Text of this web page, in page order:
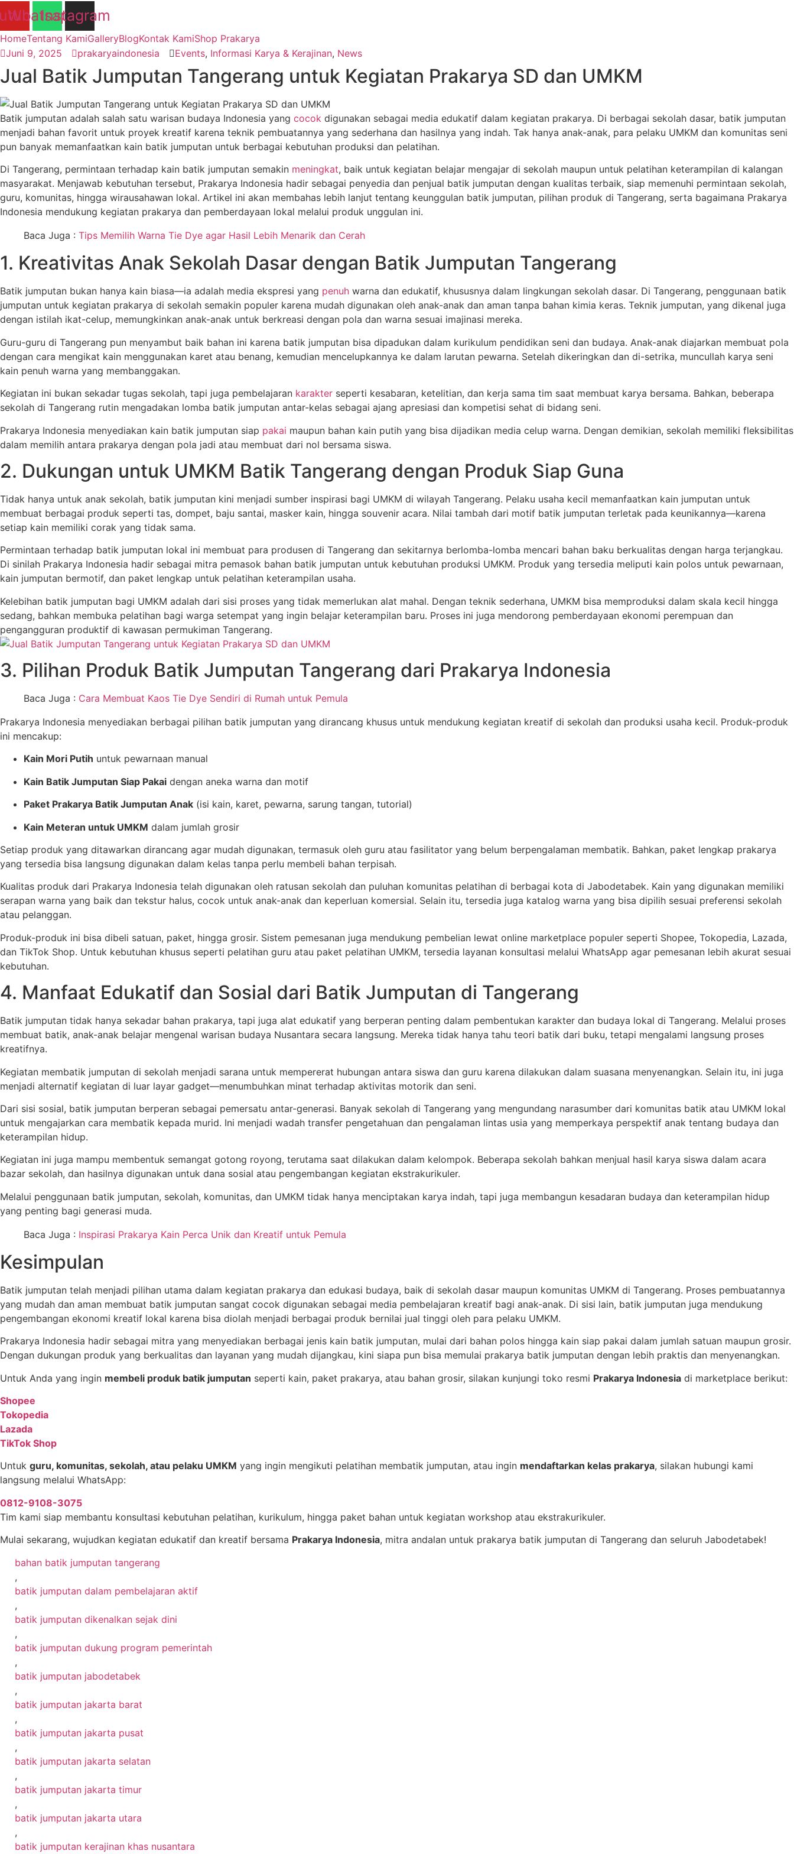
Whatsapp
Instagram
HomeTentang KamiGalleryBlogKontak KamiShop Prakarya
Juni 9, 2025
prakaryaindonesia Events, Informasi Karya & Kerajinan, News
Jual Batik Jumputan Tangerang untuk Kegiatan Prakarya SD dan UMKM
Batik jumputan adalah salah satu warisan budaya Indonesia yang cocok digunakan sebagai media edukatif dalam kegiatan prakarya. Di berbagai sekolah dasar, batik jumputan
menjadi bahan favorit untuk proyek kreatif karena teknik pembuatannya yang sederhana dan hasilnya yang indah. Tak hanya anak-anak, para pelaku UMKM dan komunitas seni
pun banyak memanfaatkan kain batik jumputan untuk berbagai kebutuhan produksi dan pelatihan.
Di Tangerang, permintaan terhadap kain batik jumputan semakin meningkat, baik untuk kegiatan belajar mengajar di sekolah maupun untuk pelatihan keterampilan di kalangan
masyarakat. Menjawab kebutuhan tersebut, Prakarya Indonesia hadir sebagai penyedia dan penjual batik jumputan dengan kualitas terbaik, siap memenuhi permintaan sekolah,
guru, komunitas, hingga wirausahawan lokal. Artikel ini akan membahas lebih lanjut tentang keunggulan batik jumputan, pilihan produk di Tangerang, serta bagaimana Prakarya
Indonesia mendukung kegiatan prakarya dan pemberdayaan lokal melalui produk unggulan ini.
Baca Juga : Tips Memilih Warna Tie Dye agar Hasil Lebih Menarik dan Cerah
1. Kreativitas Anak Sekolah Dasar dengan Batik Jumputan Tangerang
Batik jumputan bukan hanya kain biasa—ia adalah media ekspresi yang penuh warna dan edukatif, khususnya dalam lingkungan sekolah dasar. Di Tangerang, penggunaan batik
jumputan untuk kegiatan prakarya di sekolah semakin populer karena mudah digunakan oleh anak-anak dan aman tanpa bahan kimia keras. Teknik jumputan, yang dikenal juga
dengan istilah ikat-celup, memungkinkan anak-anak untuk berkreasi dengan pola dan warna sesuai imajinasi mereka.
Guru-guru di Tangerang pun menyambut baik bahan ini karena batik jumputan bisa dipadukan dalam kurikulum pendidikan seni dan budaya. Anak-anak diajarkan membuat pola
dengan cara mengikat kain menggunakan karet atau benang, kemudian mencelupkannya ke dalam larutan pewarna. Setelah dikeringkan dan di-setrika, muncullah karya seni
kain penuh warna yang membanggakan.
Kegiatan ini bukan sekadar tugas sekolah, tapi juga pembelajaran karakter seperti kesabaran, ketelitian, dan kerja sama tim saat membuat karya bersama. Bahkan, beberapa
sekolah di Tangerang rutin mengadakan lomba batik jumputan antar-kelas sebagai ajang apresiasi dan kompetisi sehat di bidang seni.
Prakarya Indonesia menyediakan kain batik jumputan siap pakai maupun bahan kain putih yang bisa dijadikan media celup warna. Dengan demikian, sekolah memiliki fleksibilitas
dalam memilih antara prakarya dengan pola jadi atau membuat dari nol bersama siswa.
2. Dukungan untuk UMKM Batik Tangerang dengan Produk Siap Guna
Tidak hanya untuk anak sekolah, batik jumputan kini menjadi sumber inspirasi bagi UMKM di wilayah Tangerang. Pelaku usaha kecil memanfaatkan kain jumputan untuk
membuat berbagai produk seperti tas, dompet, baju santai, masker kain, hingga souvenir acara. Nilai tambah dari motif batik jumputan terletak pada keunikannya—karena
setiap kain memiliki corak yang tidak sama.
Permintaan terhadap batik jumputan lokal ini membuat para produsen di Tangerang dan sekitarnya berlomba-lomba mencari bahan baku berkualitas dengan harga terjangkau.
Di sinilah Prakarya Indonesia hadir sebagai mitra pemasok bahan batik jumputan untuk kebutuhan produksi UMKM. Produk yang tersedia meliputi kain polos untuk pewarnaan,
kain jumputan bermotif, dan paket lengkap untuk pelatihan keterampilan usaha.
Kelebihan batik jumputan bagi UMKM adalah dari sisi proses yang tidak memerlukan alat mahal. Dengan teknik sederhana, UMKM bisa memproduksi dalam skala kecil hingga
sedang, bahkan membuka pelatihan bagi warga setempat yang ingin belajar keterampilan baru. Proses ini juga mendorong pemberdayaan ekonomi perempuan dan
pengangguran produktif di kawasan permukiman Tangerang.
3. Pilihan Produk Batik Jumputan Tangerang dari Prakarya Indonesia
Baca Juga : Cara Membuat Kaos Tie Dye Sendiri di Rumah untuk Pemula
Prakarya Indonesia menyediakan berbagai pilihan batik jumputan yang dirancang khusus untuk mendukung kegiatan kreatif di sekolah dan produksi usaha kecil. Produk-produk
ini mencakup:
Kain Mori Putih untuk pewarnaan manual
Kain Batik Jumputan Siap Pakai dengan aneka warna dan motif
Paket Prakarya Batik Jumputan Anak (isi kain, karet, pewarna, sarung tangan, tutorial)
Kain Meteran untuk UMKM dalam jumlah grosir
Setiap produk yang ditawarkan dirancang agar mudah digunakan, termasuk oleh guru atau fasilitator yang belum berpengalaman membatik. Bahkan, paket lengkap prakarya
yang tersedia bisa langsung digunakan dalam kelas tanpa perlu membeli bahan terpisah.
Kualitas produk dari Prakarya Indonesia telah digunakan oleh ratusan sekolah dan puluhan komunitas pelatihan di berbagai kota di Jabodetabek. Kain yang digunakan memiliki
serapan warna yang baik dan tekstur halus, cocok untuk anak-anak dan keperluan komersial. Selain itu, tersedia juga katalog warna yang bisa dipilih sesuai preferensi sekolah
atau pelanggan.
Produk-produk ini bisa dibeli satuan, paket, hingga grosir. Sistem pemesanan juga mendukung pembelian lewat online marketplace populer seperti Shopee, Tokopedia, Lazada,
dan TikTok Shop. Untuk kebutuhan khusus seperti pelatihan guru atau paket pelatihan UMKM, tersedia layanan konsultasi melalui WhatsApp agar pemesanan lebih akurat sesuai
kebutuhan.
4. Manfaat Edukatif dan Sosial dari Batik Jumputan di Tangerang
Batik jumputan tidak hanya sekadar bahan prakarya, tapi juga alat edukatif yang berperan penting dalam pembentukan karakter dan budaya lokal di Tangerang. Melalui proses
membuat batik, anak-anak belajar mengenal warisan budaya Nusantara secara langsung. Mereka tidak hanya tahu teori batik dari buku, tetapi mengalami langsung proses
kreatifnya.
Kegiatan membatik jumputan di sekolah menjadi sarana untuk mempererat hubungan antara siswa dan guru karena dilakukan dalam suasana menyenangkan. Selain itu, ini juga
menjadi alternatif kegiatan di luar layar gadget—menumbuhkan minat terhadap aktivitas motorik dan seni.
Dari sisi sosial, batik jumputan berperan sebagai pemersatu antar-generasi. Banyak sekolah di Tangerang yang mengundang narasumber dari komunitas batik atau UMKM lokal
untuk mengajarkan cara membatik kepada murid. Ini menjadi wadah transfer pengetahuan dan pengalaman lintas usia yang memperkaya perspektif anak tentang budaya dan
keterampilan hidup.
Kegiatan ini juga mampu membentuk semangat gotong royong, terutama saat dilakukan dalam kelompok. Beberapa sekolah bahkan menjual hasil karya siswa dalam acara
bazar sekolah, dan hasilnya digunakan untuk dana sosial atau pengembangan kegiatan ekstrakurikuler.
Melalui penggunaan batik jumputan, sekolah, komunitas, dan UMKM tidak hanya menciptakan karya indah, tapi juga membangun kesadaran budaya dan keterampilan hidup
yang penting bagi generasi muda.
Baca Juga : Inspirasi Prakarya Kain Perca Unik dan Kreatif untuk Pemula
Kesimpulan
Batik jumputan telah menjadi pilihan utama dalam kegiatan prakarya dan edukasi budaya, baik di sekolah dasar maupun komunitas UMKM di Tangerang. Proses pembuatannya
yang mudah dan aman membuat batik jumputan sangat cocok digunakan sebagai media pembelajaran kreatif bagi anak-anak. Di sisi lain, batik jumputan juga mendukung
pengembangan ekonomi kreatif lokal karena bisa diolah menjadi berbagai produk bernilai jual tinggi oleh para pelaku UMKM.
Prakarya Indonesia hadir sebagai mitra yang menyediakan berbagai jenis kain batik jumputan, mulai dari bahan polos hingga kain siap pakai dalam jumlah satuan maupun grosir.
Dengan dukungan produk yang berkualitas dan layanan yang mudah dijangkau, kini siapa pun bisa memulai prakarya batik jumputan dengan lebih praktis dan menyenangkan.
Untuk Anda yang ingin membeli produk batik jumputan seperti kain, paket prakarya, atau bahan grosir, silakan kunjungi toko resmi Prakarya Indonesia di marketplace berikut:
Shopee
Tokopedia
Lazada
TikTok Shop
Untuk guru, komunitas, sekolah, atau pelaku UMKM yang ingin mengikuti pelatihan membatik jumputan, atau ingin mendaftarkan kelas prakarya, silakan hubungi kami
langsung melalui WhatsApp:
0812-9108-3075
Tim kami siap membantu konsultasi kebutuhan pelatihan, kurikulum, hingga paket bahan untuk kegiatan workshop atau ekstrakurikuler.
Mulai sekarang, wujudkan kegiatan edukatif dan kreatif bersama Prakarya Indonesia, mitra andalan untuk prakarya batik jumputan di Tangerang dan seluruh Jabodetabek!
bahan batik jumputan tangerang
,
batik jumputan dalam pembelajaran aktif
,
batik jumputan dikenalkan sejak dini
,
batik jumputan dukung program pemerintah
,
batik jumputan jabodetabek
,
batik jumputan jakarta barat
,
batik jumputan jakarta pusat
,
batik jumputan jakarta selatan
,
batik jumputan jakarta timur
,
batik jumputan jakarta utara
,
batik jumputan kerajinan khas nusantara